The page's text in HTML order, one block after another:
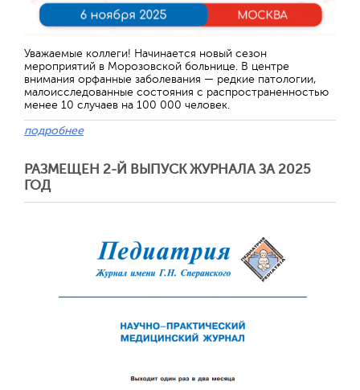
Уважаемые коллеги! Начинается новый сезон
мероприятий в Морозовской больнице. В центре
внимания орфанные заболевания — редкие патологии,
малоисследованные состояния с распространенностью
менее 10 случаев на 100 000 человек.
подробнее
РАЗМЕЩЕН 2-Й ВЫПУСК ЖУРНАЛА ЗА 2025
ГОД